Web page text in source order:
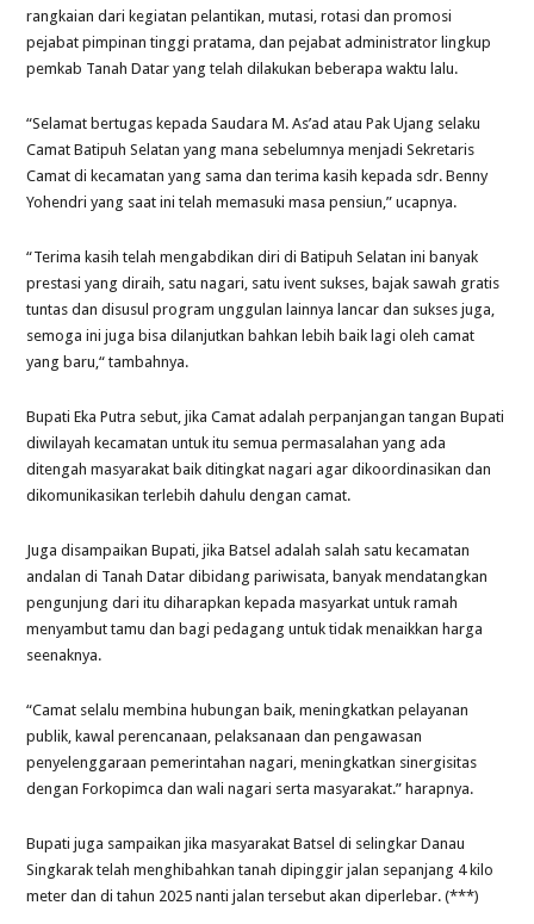
rangkaian dari kegiatan pelantikan, mutasi, rotasi dan promosi
pejabat pimpinan tinggi pratama, dan pejabat administrator lingkup
pemkab Tanah Datar yang telah dilakukan beberapa waktu lalu.
“Selamat bertugas kepada Saudara M. As’ad atau Pak Ujang selaku
Camat Batipuh Selatan yang mana sebelumnya menjadi Sekretaris
Camat di kecamatan yang sama dan terima kasih kepada sdr. Benny
Yohendri yang saat ini telah memasuki masa pensiun,” ucapnya.
“Terima kasih telah mengabdikan diri di Batipuh Selatan ini banyak
prestasi yang diraih, satu nagari, satu ivent sukses, bajak sawah gratis
tuntas dan disusul program unggulan lainnya lancar dan sukses juga,
semoga ini juga bisa dilanjutkan bahkan lebih baik lagi oleh camat
yang baru,“ tambahnya.
Bupati Eka Putra sebut, jika Camat adalah perpanjangan tangan Bupati
diwilayah kecamatan untuk itu semua permasalahan yang ada
ditengah masyarakat baik ditingkat nagari agar dikoordinasikan dan
dikomunikasikan terlebih dahulu dengan camat.
Juga disampaikan Bupati, jika Batsel adalah salah satu kecamatan
andalan di Tanah Datar dibidang pariwisata, banyak mendatangkan
pengunjung dari itu diharapkan kepada masyarkat untuk ramah
menyambut tamu dan bagi pedagang untuk tidak menaikkan harga
seenaknya.
“Camat selalu membina hubungan baik, meningkatkan pelayanan
publik, kawal perencanaan, pelaksanaan dan pengawasan
penyelenggaraan pemerintahan nagari, meningkatkan sinergisitas
dengan Forkopimca dan wali nagari serta masyarakat.” harapnya.
Bupati juga sampaikan jika masyarakat Batsel di selingkar Danau
Singkarak telah menghibahkan tanah dipinggir jalan sepanjang 4 kilo
meter dan di tahun 2025 nanti jalan tersebut akan diperlebar. (***)